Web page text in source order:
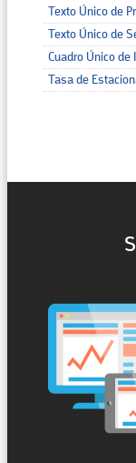
Texto Único de
Texto Único de
Cuadro Único de
Tasa de